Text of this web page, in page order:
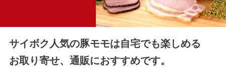
サイボク人気の豚モモは自宅でも楽しめる
お取り寄せ、通販におすすめです。